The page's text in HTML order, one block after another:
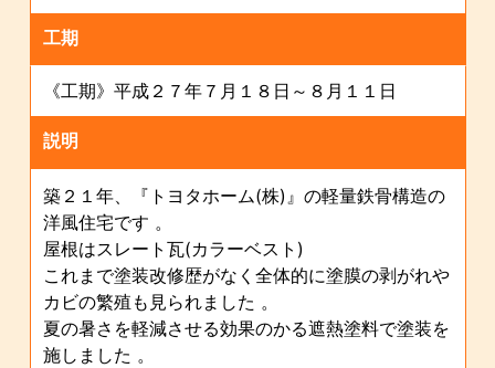
工期
《工期》平成２７年７月１８日～８月１１日
説明
築２１年、『トヨタホーム(株)』の軽量鉄骨構造の
洋風住宅です 。
屋根はスレート瓦(カラーベスト)
これまで塗装改修歴がなく全体的に塗膜の剥がれや
カビの繁殖も見られました 。
夏の暑さを軽減させる効果のかる遮熱塗料で塗装を
施しました 。